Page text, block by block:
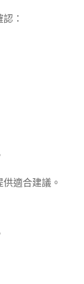
：
適合建議。